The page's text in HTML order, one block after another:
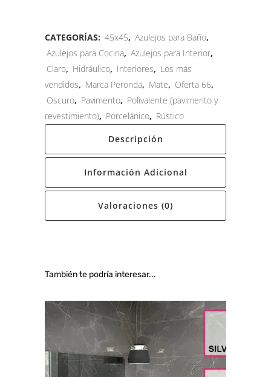
CATEGORÍAS: 45x45, Azulejos para Baño,
Azulejos para Cocina, Azulejos para Interior,
Claro, Hidráulico, Interiores, Los más
vendidos, Marca Peronda, Mate, Oferta 66,
Oscuro, Pavimento, Polivalente (pavimento y
revestimiento), Porcelánico, Rústico
Descripción
Información Adicional
Valoraciones (0)
También te podría interesar...